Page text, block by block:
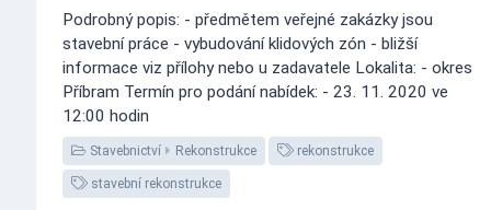
Podrobný popis: - předmětem veřejné zakázky jsou
stavební práce - vybudování klidových zón - bližší
informace viz přílohy nebo u zadavatele Lokalita: - okres
Příbram Termín pro podání nabídek: - 23. 11. 2020 ve
12:00 hodin
Stavebnictví Rekonstrukce rekonstrukce
stavební rekonstrukce